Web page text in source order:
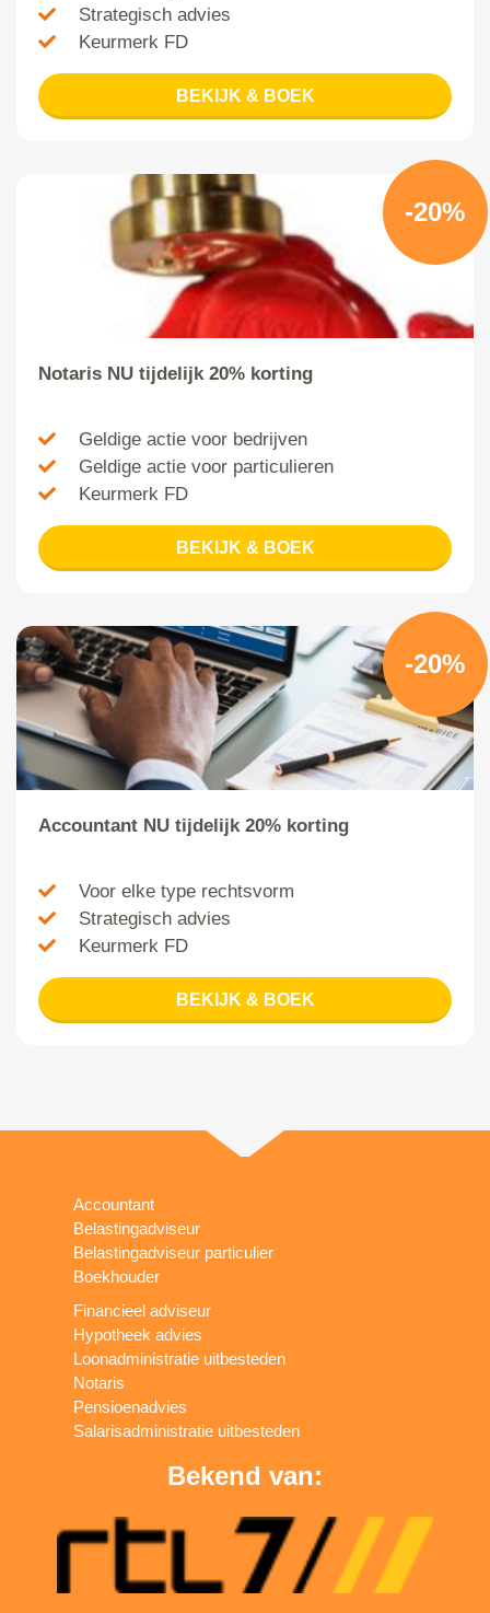
Strategisch advies
Keurmerk FD
BEKIJK & BOEK
-20%
Notaris NU tijdelijk 20% korting
Geldige actie voor bedrijven
Geldige actie voor particulieren
Keurmerk FD
BEKIJK & BOEK
-20%
Accountant NU tijdelijk 20% korting
Voor elke type rechtsvorm
Strategisch advies
Keurmerk FD
BEKIJK & BOEK
Accountant
Belastingadviseur
Belastingadviseur particulier
Boekhouder
Financieel adviseur
Hypotheek advies
Loonadministratie uitbesteden
Notaris
Pensioenadvies
Salarisadministratie uitbesteden
Bekend van: